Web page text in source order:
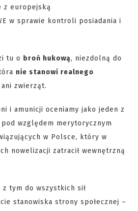
z europejską
w sprawie kontroli posiadania i
tu o broń hukową, niezdolną do
nie stanowi realnego
zwierząt.
i amunicji oceniamy jako jeden z
względem merytorycznym
w Polsce, który w
nowelizacji zatracił wewnętrzną
tym do wszystkich sił
stanowiska strony społecznej –